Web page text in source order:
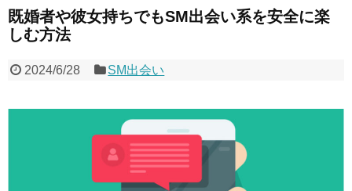
既婚者や彼女持ちでもSM出会い系を安全に楽
しむ方法
2024/6/28 SM出会い